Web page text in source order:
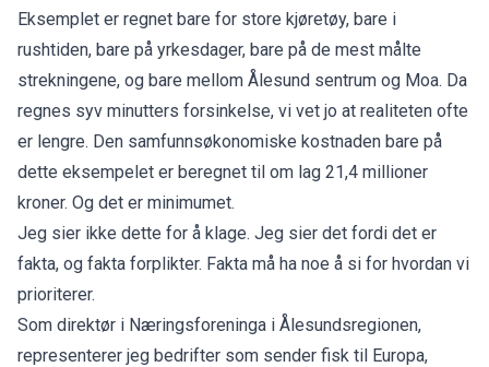
Eksemplet er regnet bare for store kjøretøy, bare i
rushtiden, bare på yrkesdager, bare på de mest målte
strekningene, og bare mellom Ålesund sentrum og Moa. Da
regnes syv minutters forsinkelse, vi vet jo at realiteten ofte
er lengre. Den samfunnsøkonomiske kostnaden bare på
dette eksempelet er beregnet til om lag 21,4 millioner
kroner. Og det er minimumet.
Jeg sier ikke dette for å klage. Jeg sier det fordi det er
fakta, og fakta forplikter. Fakta må ha noe å si for hvordan vi
prioriterer.
Som direktør i Næringsforeninga i Ålesundsregionen,
representerer jeg bedrifter som sender fisk til Europa,